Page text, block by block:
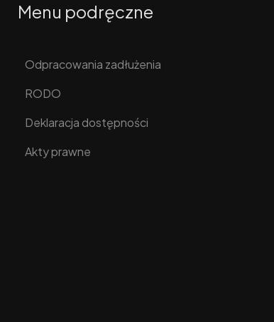
Menu podręczne
Odpracowania zadłużenia
RODO
Deklaracja dostępności
Akty prawne